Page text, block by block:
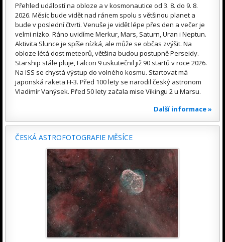
Přehled událostí na obloze a v kosmonautice od 3. 8. do 9. 8.
2026. Měsíc bude vidět nad ránem spolu s většinou planet a
bude v poslední čtvrti. Venuše je vidět lépe přes den a večer je
velmi nízko. Ráno uvidíme Merkur, Mars, Saturn, Uran i Neptun.
Aktivita Slunce je spíše nízká, ale může se občas zvýšit. Na
obloze létá dost meteorů, většina budou postupně Perseidy.
Starship stále pluje, Falcon 9 uskutečnil již 90 startů v roce 2026.
Na ISS se chystá výstup do volného kosmu. Startovat má
japonská raketa H-3. Před 100 lety se narodil český astronom
Vladimír Vanýsek. Před 50 lety začala mise Vikingu 2 u Marsu.
Další informace »
ČESKÁ ASTROFOTOGRAFIE MĚSÍCE